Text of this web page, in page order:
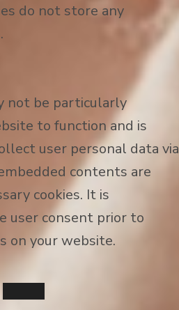
do not store any
not be particularly
to function and is
user personal data via
contents are
cookies. It is
user consent prior to
on your website.